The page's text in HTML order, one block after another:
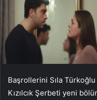
Başrollerini Sıla Türkoğlu
Kızılcık Şerbeti yeni